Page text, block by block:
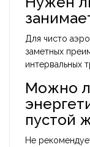
Для чисто
заметных
интервальных
Можно
пустой
Не